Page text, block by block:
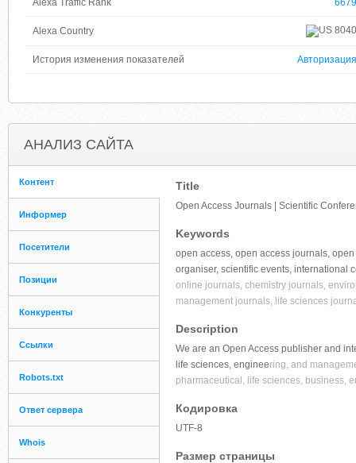
Alexa Traffic Rank 6679
Alexa Country 8040
История изменения показателей Авторизация
АНАЛИЗ САЙТА
Контент
Информер
Посетители
Позиции
Конкуренты
Ссылки
Robots.txt
Ответ сервера
Whois
Title
Open Access Journals | Scientific
Keywords
open access, open access journals,
organiser, scientific events, international
online journals, chemistry journals,
management journals, life sciences
Description
We are an Open Access publisher and
life sciences, engineering, and
pharmaceutical, life sciences, business,
Кодировка
UTF-8
Размер страницы